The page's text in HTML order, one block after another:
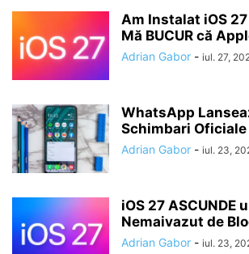
Am Instalat iOS
Mă BUCUR că
Adrian Gabor - iul. 27,
WhatsApp
Schimbari Oficiale
Adrian Gabor - iul. 23,
iOS 27 ASCUNDE
Nemaivazut de
Adrian Gabor - iul. 23,